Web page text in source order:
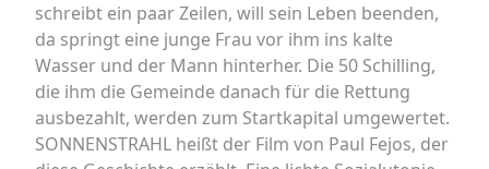
schreibt ein paar Zeilen, will sein Leben beenden,
da springt eine junge Frau vor ihm ins kalte
Wasser und der Mann hinterher. Die 50 Schilling,
die ihm die Gemeinde danach für die Rettung
ausbezahlt, werden zum Startkapital umgewertet.
SONNENSTRAHL heißt der Film von Paul Fejos, der